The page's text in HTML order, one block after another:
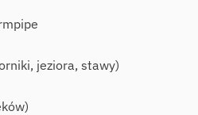
jeziora, stawy)